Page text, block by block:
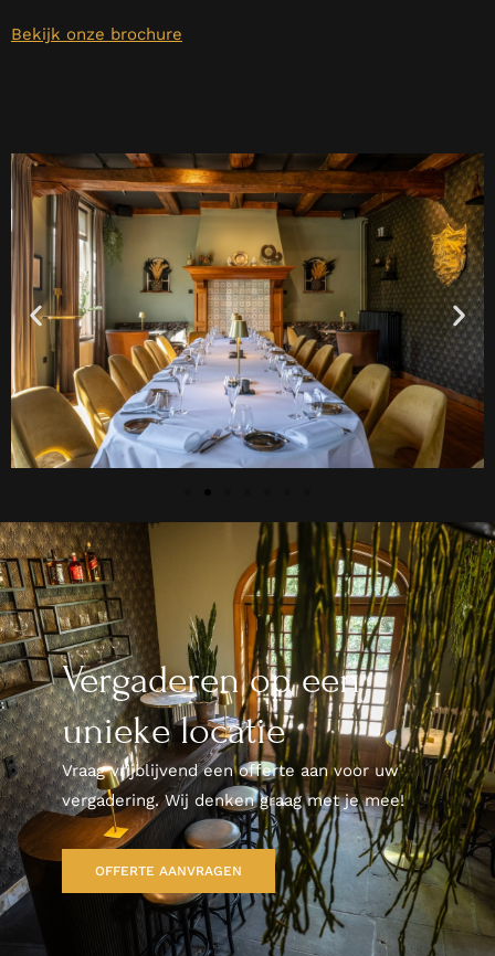
Bekijk onze brochure
Vergaderen op een
unieke locatie
Vraag vrijblijvend een offerte aan voor uw
vergadering. Wij denken graag met je mee!
OFFERTE AANVRAGEN